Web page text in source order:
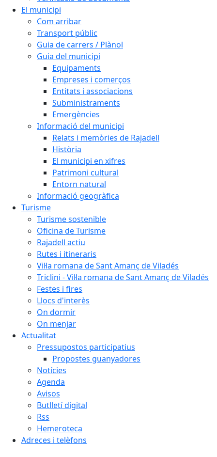
El municipi
Com arribar
Transport públic
Guia de carrers / Plànol
Guia del municipi
Equipaments
Empreses i comerços
Entitats i associacions
Subministraments
Emergències
Informació del municipi
Relats i memòries de Rajadell
Història
El municipi en xifres
Patrimoni cultural
Entorn natural
Informació geogràfica
Turisme
Turisme sostenible
Oficina de Turisme
Rajadell actiu
Rutes i itineraris
Vil·la romana de Sant Amanç de Viladés
Triclini - Vil·la romana de Sant Amanç de Viladés
Festes i fires
Llocs d'interès
On dormir
On menjar
Actualitat
Pressupostos participatius
Propostes guanyadores
Notícies
Agenda
Avisos
Butlletí digital
Rss
Hemeroteca
Adreces i telèfons